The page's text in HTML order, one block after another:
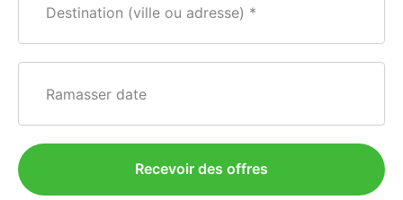
Destination (ville ou adresse)
Ramasser date
Recevoir des offres